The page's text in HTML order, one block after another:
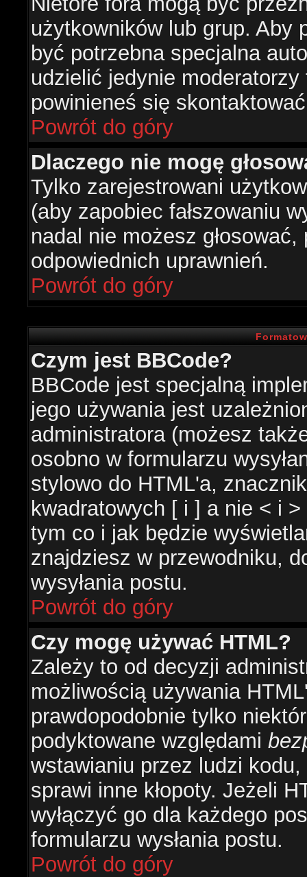
użytkowników lub grup. Aby
być potrzebna specjalna
udzielić jedynie
powinieneś się
Powrót do góry
Dlaczego nie mogę
Tylko zarejestrowani
(aby zapobiec fałszowaniu
nadal nie możesz
odpowiednich uprawnień.
Powrót do góry
Czym jest BBCode?
BBCode jest specjalną
jego używania jest
administratora (możesz
osobno w formularzu
stylowo do HTML'a,
kwadratowych [ i ] a nie < i
tym co i jak będzie
znajdziesz w przewodniku,
wysyłania postu.
Powrót do góry
Czy mogę używać HTML?
Zależy to od decyzji
możliwością używania
prawdopodobnie tylko
podyktowane względami
wstawianiu przez ludzi
sprawi inne kłopoty. Jeżeli
wyłączyć go dla każdego
formularzu wysłania postu.
Powrót do góry